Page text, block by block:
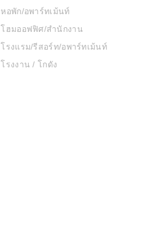
หอพัก/อพาร์ทเม้นท์
โฮมออฟฟิศ/สำนักงาน
โรงแรม/รีสอร์ท/อพาร์ทเม้นท์
โรงงาน / โกดัง